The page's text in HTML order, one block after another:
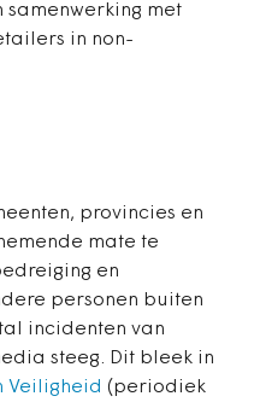
samenwerking met
in non-
provincies en
mate te
en
personen buiten
incidenten van
steeg. Dit bleek in
Veiligheid (periodiek